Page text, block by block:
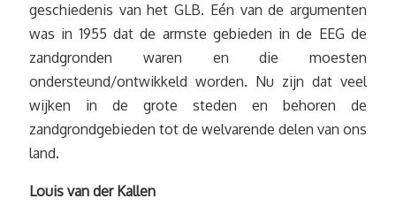
geschiedenis van het GLB. Eén van de argumenten
was in 1955 dat de armste gebieden in de EEG de
zandgronden waren en die moesten
ondersteund/ontwikkeld worden. Nu zijn dat veel
wijken in de grote steden en behoren de
zandgrondgebieden tot de welvarende delen van ons
land.
Louis van der Kallen